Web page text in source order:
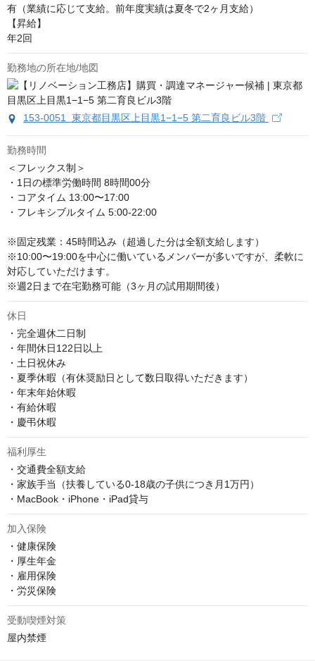
有（業績に応じて支給。前年度実績は夏冬で2ヶ月支給）
【昇給】
年2回
勤務地の所在地/地図
153-0051 東京都目黒区上目黒1−1−5 第二育良ビル3階
勤務時間
＜フレックス制＞
・1⽇の標準労働時間 8時間00分
・コアタイム 13:00〜17:00
・フレキシブルタイム 5:00-22:00
※固定残業：45時間込み（超過した分は全額支給します）
※10:00〜19:00を中心に働いているメンバーが多いですが、柔軟に
対応していただけます。
※週2日まで在宅勤務可能（3ヶ月の試用期間後）
休日
・完全週休二日制
・年間休日122日以上
・土日祝休み
・夏季休暇（有休奨励日として数日取得いただきます）
・年末年始休暇
・有給休暇
・慶弔休暇
福利厚生
・交通費全額⽀給
・家族⼿当（扶養している0-18歳の⼦供につき⽉1万円）
・MacBook・iPhone・iPad貸与
加入保険
・健康保険
・厚⽣年⾦
・雇⽤保険
・労災保険
受動喫煙対策
屋内禁煙